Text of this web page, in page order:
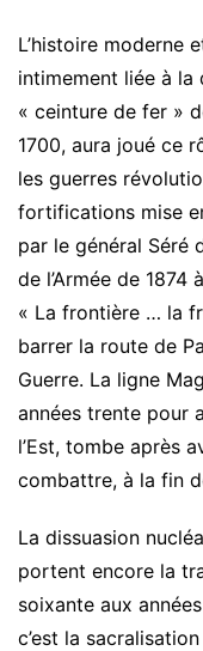
L’histoire moderne
intimement liée à la
« ceinture de fer »
1700, aura joué ce
les guerres
fortifications mise
par le général Séré
de l’Armée de
« La frontière … la
barrer la route de
Guerre. La ligne
années trente pour
l’Est, tombe après
combattre, à la fin
La dissuasion
portent encore la
soixante aux
c’est la